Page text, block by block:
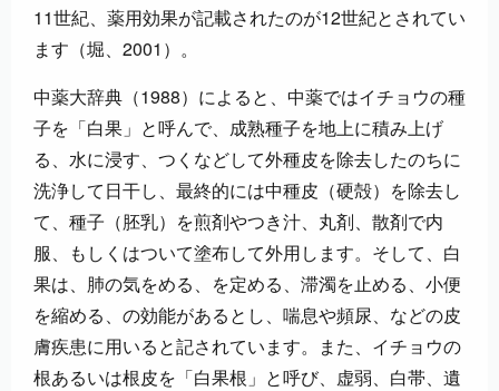
11世紀、薬用効果が記載されたのが12世紀とされてい
ます（堀、2001）。
中薬大辞典（1988）によると、中薬ではイチョウの種
子を「白果」と呼んで、成熟種子を地上に積み上げ
る、水に浸す、つくなどして外種皮を除去したのちに
洗浄して日干し、最終的には中種皮（硬殻）を除去し
て、種子（胚乳）を煎剤やつき汁、丸剤、散剤で内
服、もしくはついて塗布して外用します。そして、白
果は、肺の気をめる、を定める、滞濁を止める、小便
を縮める、の効能があるとし、喘息や頻尿、などの皮
膚疾患に用いると記されています。また、イチョウの
根あるいは根皮を「白果根」と呼び、虚弱、白帯、遺